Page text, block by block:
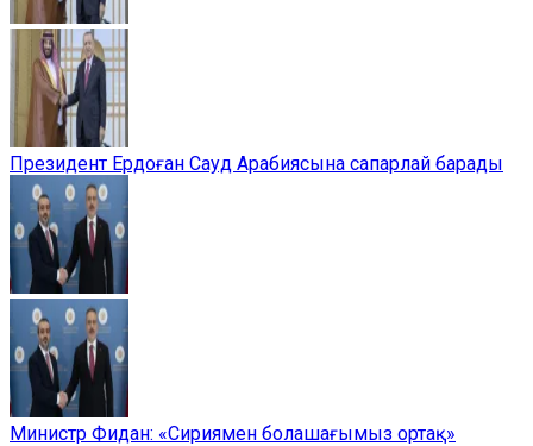
Президент Ердоған Сауд Арабиясына сапарлай барады
Министр Фидан: «Сириямен болашағымыз ортақ»